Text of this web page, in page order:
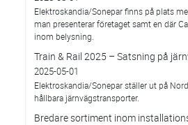
Elektroskandia/Sonepar finns på plats
man presenterar företaget samt en där
inom belysning.
Train & Rail 2025 – Satsning på
2025-05-01
Elektroskandia/Sonepar ställer ut på
hållbara järnvägstransporter.
Bredare sortiment inom